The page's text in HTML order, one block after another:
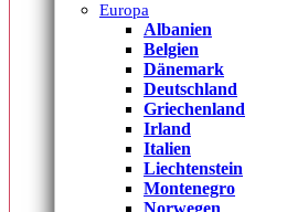
Europa
Albanien
Belgien
Dänemark
Deutschland
Griechenland
Irland
Italien
Liechtenstein
Montenegro
Norwegen